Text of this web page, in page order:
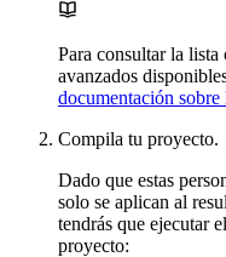
Para consultar la
avanzados
documentación
Compila tu proyecto.
Dado que estas
solo se aplican al
tendrás que ejecutar
proyecto: